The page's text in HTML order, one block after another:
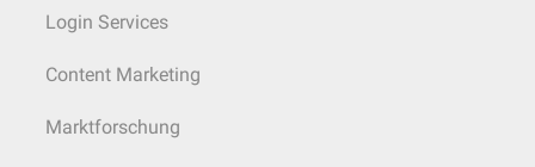
Login Services
Content Marketing
Marktforschung